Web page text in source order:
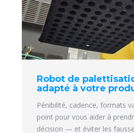
Robot de
adapté à votre
Pénibilité, cadence, formats
point pour vous aider à
décision — et éviter les